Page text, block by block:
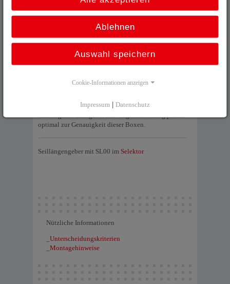
einfache Messanwendungen mit untergeordneter
optimal zur Genauigkeit dieser Boxen.
Seillängengeber mit SL00 im Selektor
Nützliche Informationen
Unterscheidungskriterien
Montagehinweise
Ablehnen
Auswahl speichern
Cookie-Informationen anzeigen
Impressum | Datenschutz